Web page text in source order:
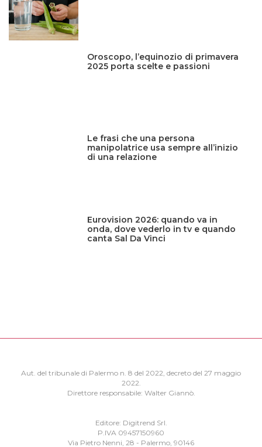
Oroscopo, l’equinozio di primavera
2025 porta scelte e passioni
Le frasi che una persona
manipolatrice usa sempre all’inizio
di una relazione
Eurovision 2026: quando va in
onda, dove vederlo in tv e quando
canta Sal Da Vinci
Aut. del tribunale di Palermo n. 8 del 2022, decreto del 27 maggio
2022.
Direttore responsabile: Walter Giannò.
Editore: Digitrend Srl.
P.IVA 09457150960
Via Pietro Nenni, 28 - Palermo, 90146